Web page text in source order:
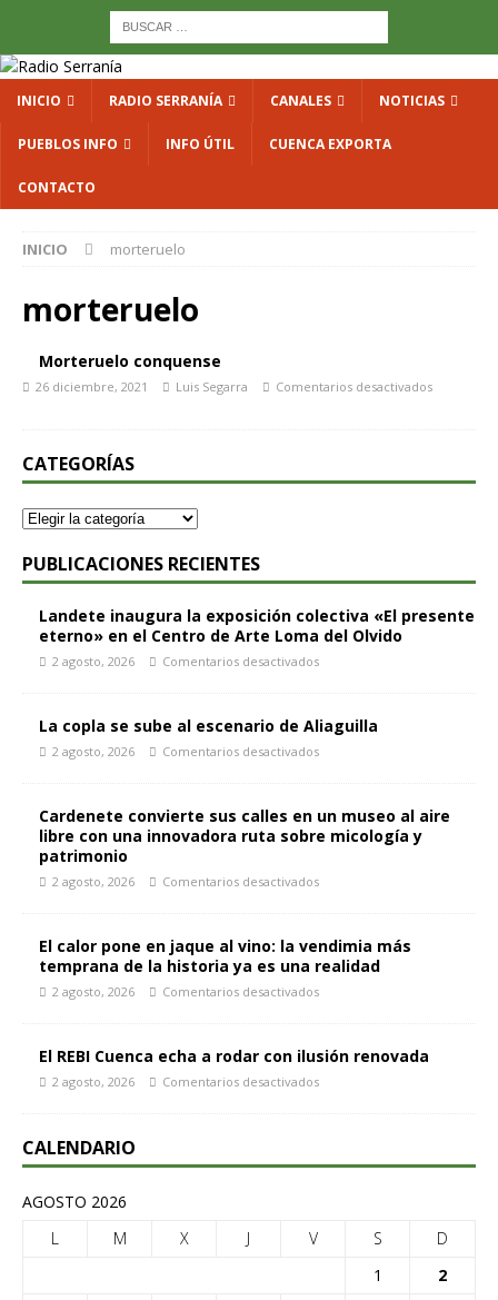
INICIO RADIO SERRANÍA CANALES NOTICIAS
PUEBLOS INFO INFO ÚTIL CUENCA EXPORTA
CONTACTO
INICIO morteruelo
morteruelo
Morteruelo conquense
26 diciembre, 2021 Luis Segarra Comentarios desactivados
CATEGORÍAS
PUBLICACIONES RECIENTES
Landete inaugura la exposición colectiva «El presente
eterno» en el Centro de Arte Loma del Olvido
2 agosto, 2026 Comentarios desactivados
La copla se sube al escenario de Aliaguilla
2 agosto, 2026 Comentarios desactivados
Cardenete convierte sus calles en un museo al aire
libre con una innovadora ruta sobre micología y
patrimonio
2 agosto, 2026 Comentarios desactivados
El calor pone en jaque al vino: la vendimia más
temprana de la historia ya es una realidad
2 agosto, 2026 Comentarios desactivados
El REBI Cuenca echa a rodar con ilusión renovada
2 agosto, 2026 Comentarios desactivados
CALENDARIO
AGOSTO 2026
L
M X J V S
D
1
2